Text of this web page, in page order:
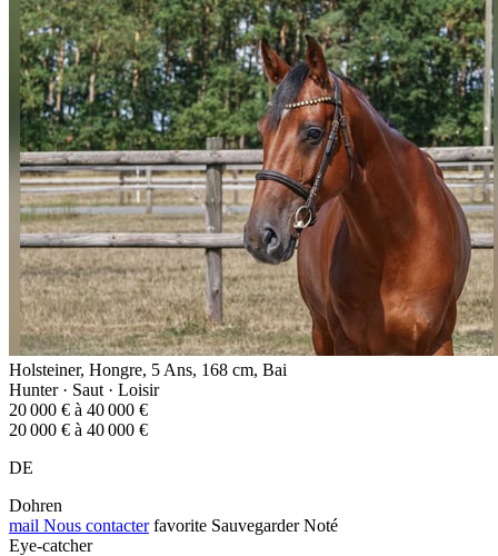
Holsteiner, Hongre, 5 Ans, 168 cm, Bai
Hunter · Saut · Loisir
20 000 € à 40 000 €
20 000 € à 40 000 €
DE
Dohren
mail Nous contacter favorite Sauvegarder Noté
Eye-catcher